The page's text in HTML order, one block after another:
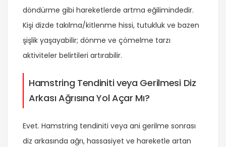
döndürme gibi hareketlerde artma eğilimindedir.
Kişi dizde takılma/kitlenme hissi, tutukluk ve bazen
şişlik yaşayabilir; dönme ve çömelme tarzı
aktiviteler belirtileri artırabilir.
Hamstring Tendiniti veya Gerilmesi Diz
Arkası Ağrısına Yol Açar Mı?
Evet. Hamstring tendiniti veya ani gerilme sonrası
diz arkasında ağrı, hassasiyet ve hareketle artan